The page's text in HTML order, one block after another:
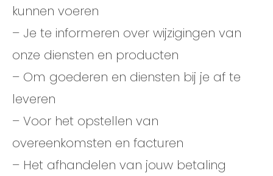
kunnen voeren
– Je te informeren over wijzigingen van
onze diensten en producten
– Om goederen en diensten bij je af te
leveren
– Voor het opstellen van
overeenkomsten en facturen
– Het afhandelen van jouw betaling